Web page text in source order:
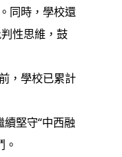
同時，學校還
性思維，鼓
，學校已累計
堅守“中西融